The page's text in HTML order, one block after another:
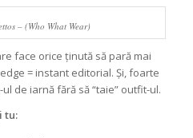
– (Who What Wear)
face orice ținută să pară mai
= instant editorial. Și, foarte
de iarnă fără să “taie” outfit-ul.
tu: